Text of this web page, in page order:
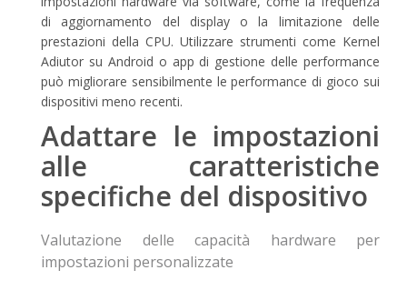
di aggiornamento del display o la limitazione delle
prestazioni della CPU. Utilizzare strumenti come Kernel
Adiutor su Android o app di gestione delle performance
può migliorare sensibilmente le performance di gioco sui
dispositivi meno recenti.
Adattare le impostazioni
alle caratteristiche
specifiche del dispositivo
Valutazione delle capacità hardware per
impostazioni personalizzate